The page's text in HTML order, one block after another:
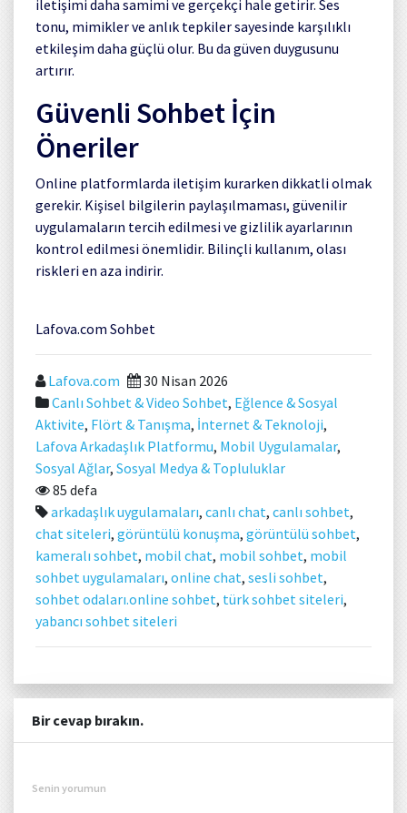
iletişimi daha samimi ve gerçekçi hale getirir. Ses
tonu, mimikler ve anlık tepkiler sayesinde karşılıklı
etkileşim daha güçlü olur. Bu da güven duygusunu
artırır.
Güvenli Sohbet İçin
Öneriler
Online platformlarda iletişim kurarken dikkatli olmak
gerekir. Kişisel bilgilerin paylaşılmaması, güvenilir
uygulamaların tercih edilmesi ve gizlilik ayarlarının
kontrol edilmesi önemlidir. Bilinçli kullanım, olası
riskleri en aza indirir.
Lafova.com Sohbet
Lafova.com
30 Nisan 2026
Canlı Sohbet & Video Sohbet, Eğlence & Sosyal
Aktivite, Flört & Tanışma, İnternet & Teknoloji,
Lafova Arkadaşlık Platformu, Mobil Uygulamalar,
Sosyal Ağlar, Sosyal Medya & Topluluklar
85 defa
arkadaşlık uygulamaları, canlı chat, canlı sohbet,
chat siteleri, görüntülü konuşma, görüntülü sohbet,
kameralı sohbet, mobil chat, mobil sohbet, mobil
sohbet uygulamaları, online chat, sesli sohbet,
sohbet odaları.online sohbet, türk sohbet siteleri,
yabancı sohbet siteleri
Bir cevap bırakın.
Senin yorumun